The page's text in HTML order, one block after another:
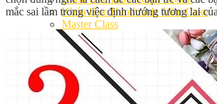
Khóa Học Handmade Mini Cake
Master Class
Chuyên Đề
Khai Giảng
Lịch học – Lịch thi
Đăng Ký Học
Công Thức
Cách Làm Bánh Việt
mắc sai lầm trong việc định hướng tương lai